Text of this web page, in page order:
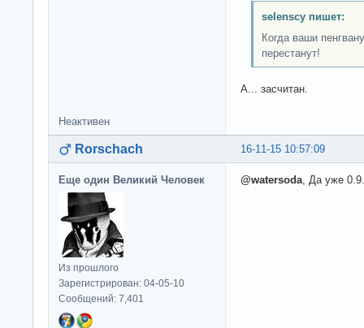
selenscy пишет:
Когда ваши
перестанут!
А... засчитан.
Неактивен
16-11-15 10:57:09
Rorschach
Еще один Великий Человек
Из прошлого
Зарегистрирован: 04-05-10
Сообщений: 7,401
@watersoda, Да уже